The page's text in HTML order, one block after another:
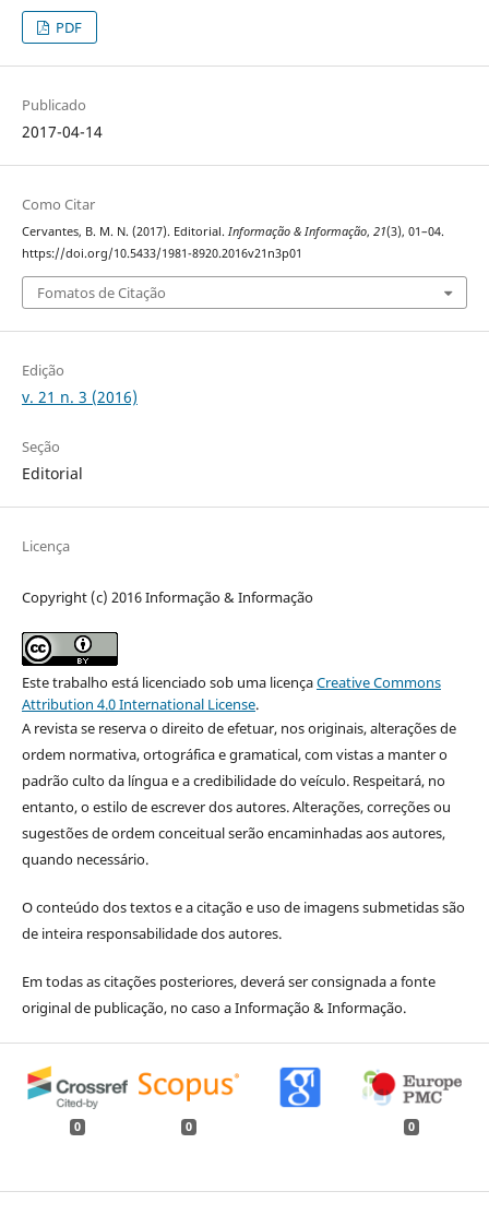
PDF
Publicado
2017-04-14
Como Citar
Cervantes, B. M. N. (2017). Editorial. Informação & Informação, 21(3), 01–04.
https://doi.org/10.5433/1981-8920.2016v21n3p01
Fomatos de Citação
Edição
v. 21 n. 3 (2016)
Seção
Editorial
Licença
Copyright (c) 2016 Informação & Informação
Este trabalho está licenciado sob uma licençaCreative Commons
Attribution 4.0 International License.
A revista se reserva o direito de efetuar, nos originais, alterações de
ordem normativa, ortográfica e gramatical, com vistas a manter o
padrão culto da língua e a credibilidade do veículo. Respeitará, no
entanto, o estilo de escrever dos autores. Alterações, correções ou
sugestões de ordem conceitual serão encaminhadas aos autores,
quando necessário.
O conteúdo dos textos e a citação e uso de imagens submetidas são
de inteira responsabilidade dos autores.
Em todas as citações posteriores, deverá ser consignada a fonte
original de publicação, no caso a Informação & Informação.
0 0 0